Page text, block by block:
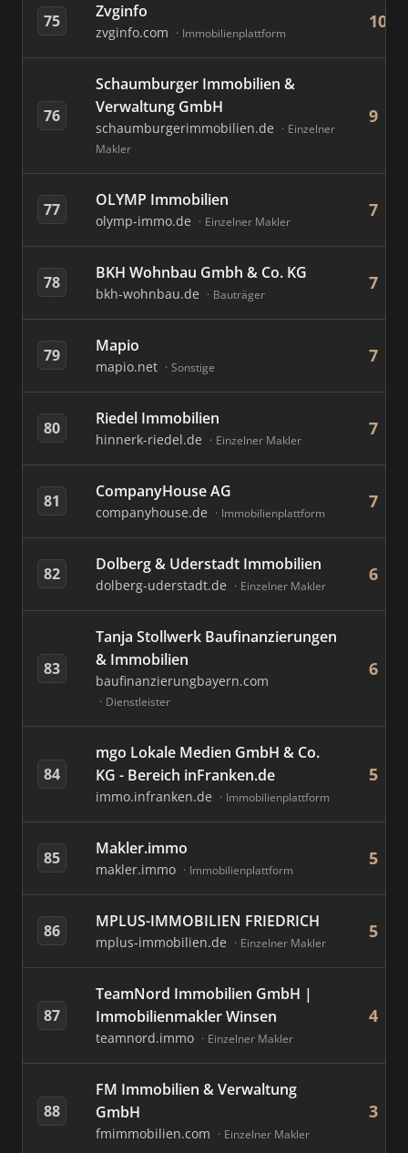
75 Zvginfo
zvginfo.com Immobilienplattform
10
76
Schaumburger Immobilien &
Verwaltung GmbH
schaumburgerimmobilien.de
Einzelner
Makler
9
77 OLYMP Immobilien
olymp-immo.de Einzelner Makler
7
78 BKH Wohnbau Gmbh & Co. KG
bkh-wohnbau.de Bauträger
7
79 Mapio
mapio.net Sonstige
7
80 Riedel Immobilien
hinnerk-riedel.de Einzelner Makler
7
81 CompanyHouse AG
companyhouse.de Immobilienplattform
7
82 Dolberg & Uderstadt Immobilien
dolberg-uderstadt.de Einzelner Makler
6
83
Tanja Stollwerk Baufinanzierungen
& Immobilien
baufinanzierungbayern.com
Dienstleister
6
84
mgo Lokale Medien GmbH & Co.
KG - Bereich inFranken.de
immo.infranken.de Immobilienplattform
5
85 Makler.immo
makler.immo Immobilienplattform
5
86 MPLUS-IMMOBILIEN FRIEDRICH
mplus-immobilien.de Einzelner Makler
5
87
TeamNord Immobilien GmbH |
Immobilienmakler Winsen
teamnord.immo Einzelner Makler
4
88
FM Immobilien & Verwaltung
GmbH
fmimmobilien.com Einzelner Makler
3